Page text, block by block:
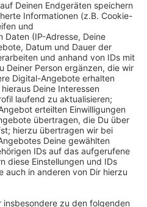
richtig zupackte. Danach
Hohl besser ins Spiel und
gute Gelegnheiten. Der
ins Tor. Ein Tor von Baris
keine Anerkennung.
zeigten die Lippstädter, die
durch vier Treffer von
Yannick Albrecht und
sorgten.
besser aufs Feld zurück
durch Metin Kizil, dem
Danach gab es
Isken traf bei der